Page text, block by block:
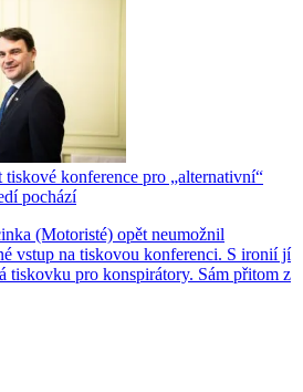
tiskové konference pro „alternativní“
pochází
(Motoristé) opět neumožnil
vstup na tiskovou konferenci. S ironií jí
tiskovku pro konspirátory. Sám přitom z